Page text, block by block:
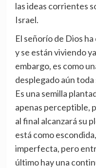
las ideas corrientes
Israel.
El señorío de Dios
y se están viviendo
embargo, es como
desplegado aún
Es una semilla
apenas perceptible,
al final alcanzará su
está como
imperfecta, pero
último hay una